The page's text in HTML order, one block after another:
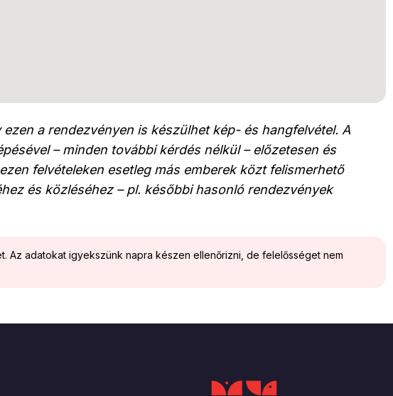
a rendezvényen is készülhet kép- és hangfelvétel. A
– minden további kérdés nélkül – előzetesen és
felvételeken esetleg más emberek közt felismerhető
és közléséhez – pl. későbbi hasonló rendezvények
Az adatokat igyekszünk napra készen ellenőrizni, de felelősséget nem